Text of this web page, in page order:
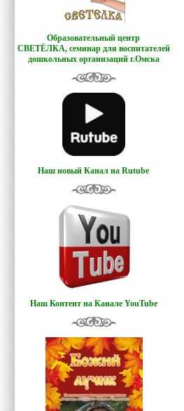
Образовательный центр
СВЕТЁЛКА, семинар для воспитателей
дошкольных организаций г.Омска
Наш новый Канал на Rutube
Наш Контент на Канале YouTube